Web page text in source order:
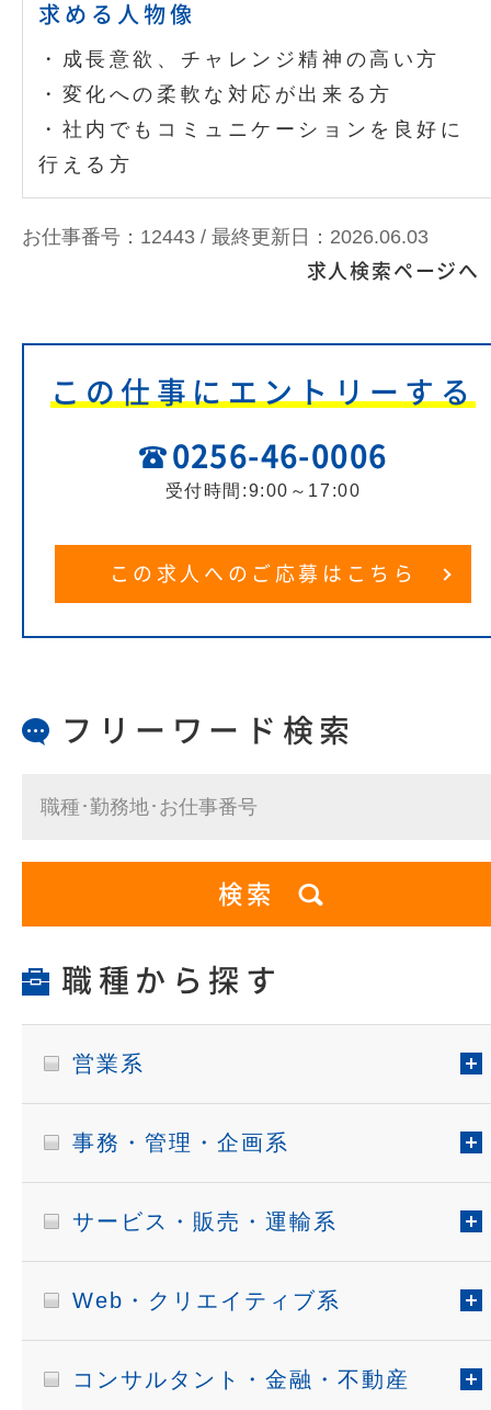
求める人物像
・成長意欲、チャレンジ精神の高い方
・変化への柔軟な対応が出来る方
・社内でもコミュニケーションを良好に
行える方
お仕事番号：12443 / 最終更新日：2026.06.03
求人検索ページへ
この仕事にエントリーする
0256-46-0006
受付時間:9:00～17:00
この求人へのご応募はこちら
フリーワード検索
職種から探す
営業系
事務・管理・企画系
サービス・販売・運輸系
Web・クリエイティブ系
コンサルタント・金融・不動産